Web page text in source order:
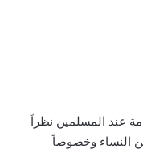
عند المسلمين نظراً
من النساء وخصوصاً